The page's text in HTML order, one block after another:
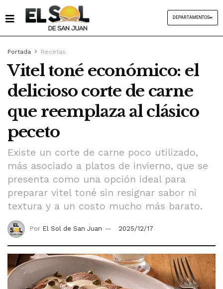
DEPARTAMENTOS
Portada Recetas
Vitel toné económico: el
delicioso corte de carne
que reemplaza al clásico
peceto
Existe un corte de carne poco utilizado,
más asociado a platos de invierno, que se
presenta como una opción ideal para
preparar vitel toné sin resignar sabor ni
textura y a un costo mucho más barato.
Por El Sol de San Juan 2025/12/17